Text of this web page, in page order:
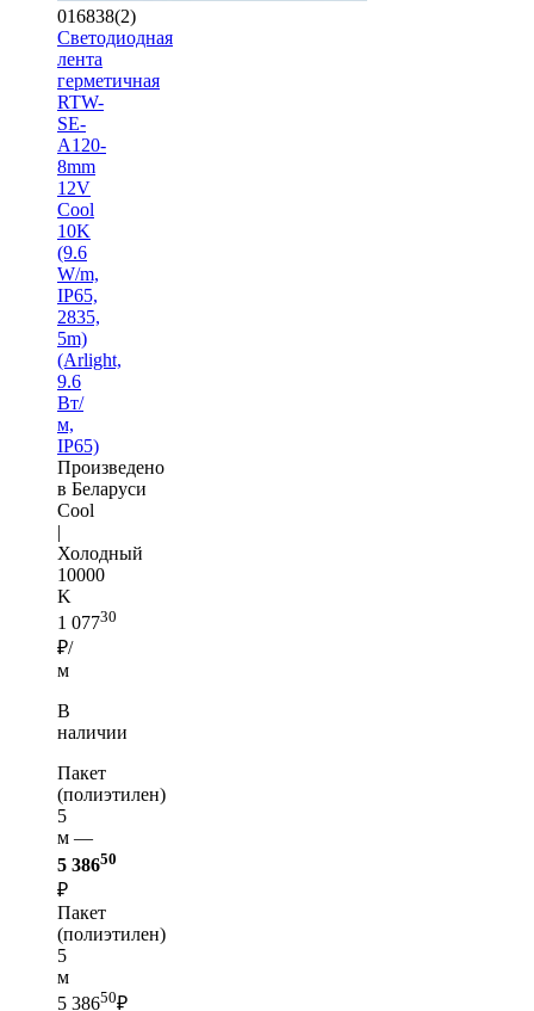
016838(2)
Светодиодная
лента
герметичная
RTW-
SE-
A120-
8mm
12V
Cool
10K
(9.6
W/m,
IP65,
2835,
5m)
(Arlight,
9.6
Вт/
м,
IP65)
Произведено
в Беларуси
Cool
|
Холодный
10000
K
1 07730
₽/
м
В
наличии
Пакет
(полиэтилен)
5
м —
5 38650
₽
Пакет
(полиэтилен)
5
м
5 38650₽